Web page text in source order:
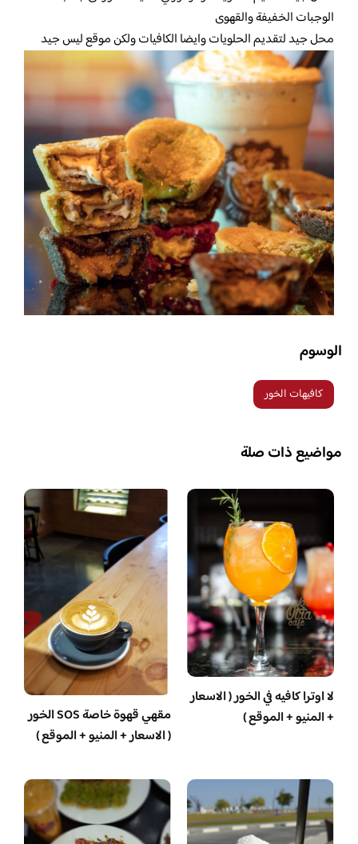
الوجبات الخفيفة والقهوى
محل جيد لتقديم الحلويات وايضا الكافيات ولكن موقع ليس جيد
الوسوم
كافيهات الخور
مواضيع ذات صلة
لا اوترا كافيه في الخور ( الاسعار
+ المنيو + الموقع )
مقهي قهوة خاصة SOS الخور
( الاسعار + المنيو + الموقع )